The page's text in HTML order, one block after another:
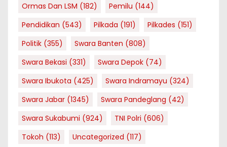
Ormas Dan LSM (182) Pemilu (144)
Pendidikan (543) Pilkada (191) Pilkades (151)
Politik (355) Swara Banten (808)
Swara Bekasi (331) Swara Depok (74)
Swara Ibukota (425) Swara Indramayu (324)
Swara Jabar (1345) Swara Pandeglang (42)
Swara Sukabumi (924) TNI Polri (606)
Tokoh (113) Uncategorized (117)